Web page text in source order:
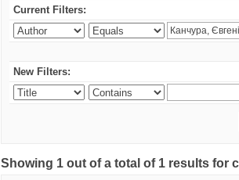
Current Filters:
New Filters:
Showing 1 out of a total of 1 results for